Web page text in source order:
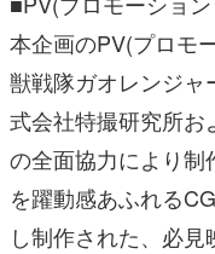
式会社特撮研究所お
の全面協力により制
を躍動感あふれる
し制作された、必
面でも作品世界の拡
待ください。